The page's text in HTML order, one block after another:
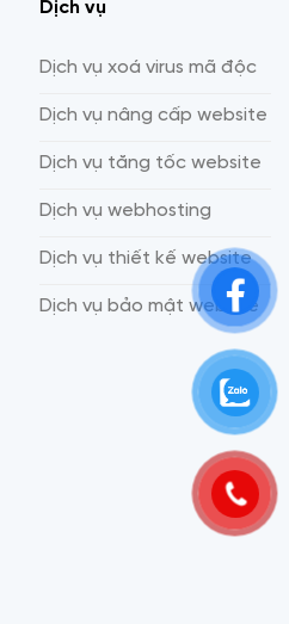
Dịch vụ
Dịch vụ xoá virus mã độc
Dịch vụ nâng cấp website
Dịch vụ tăng tốc website
Dịch vụ webhosting
Dịch vụ thiết kế website
Dịch vụ bảo mật website